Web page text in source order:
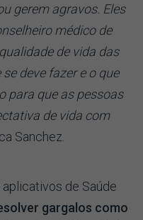
gerem agravos. Eles
médico de
de vida das
deve fazer e o que
para que as pessoas
de vida com
Sanchez.
de Saúde
gargalos como